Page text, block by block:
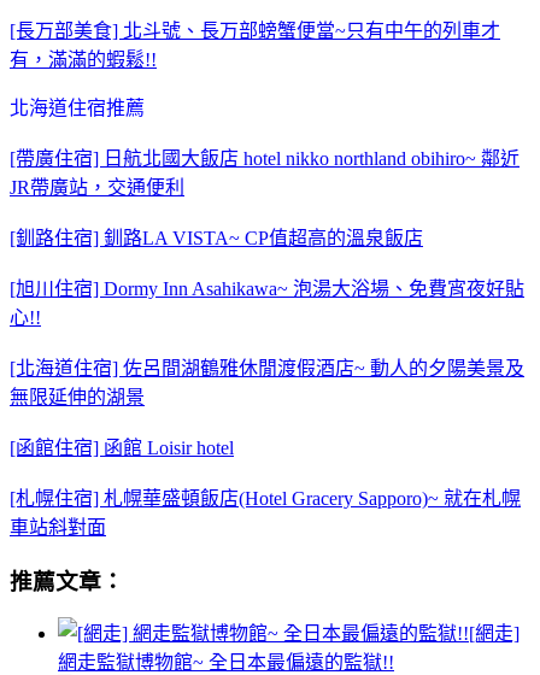
[長万部美食] 北斗號、長万部螃蟹便當~只有中午的列車才
有，滿滿的蝦鬆!!
北海道住宿推薦
[帶廣住宿] 日航北國大飯店 hotel nikko northland obihiro~ 鄰近
JR帶廣站，交通便利
[釧路住宿] 釧路LA VISTA~ CP值超高的溫泉飯店
[旭川住宿] Dormy Inn Asahikawa~ 泡湯大浴場、免費宵夜好貼
心!!
[北海道住宿] 佐呂間湖鶴雅休閒渡假酒店~ 動人的夕陽美景及
無限延伸的湖景
[函館住宿] 函館 Loisir hotel
[札幌住宿] 札幌華盛頓飯店(Hotel Gracery Sapporo)~ 就在札幌
車站斜對面
推薦文章：
[網走]
網走監獄博物館~ 全日本最偏遠的監獄!!